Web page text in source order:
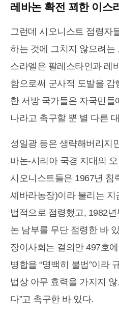
레바논 확전 꾀한 이스
그런데 시오니스트 점령자
하는 것에 그치지 않으려는
스라엘은 팔레스타인과 레
함으로써 군사적 도발을 감
한 서방 국가들은 자국민들
나라고 촉구할 뿐 별 다른
성일광 등은 생략해버리지
바논-시리아 국경 지대의
시오니스트들은 1967년 침
셰바라농장)이라 불리는
법적으로 점령했고, 1982
논 남부를 무단 점령한 바
장이사회는 결의안 497호
병합을 “명백히 불법”이라
법상 아무 효력을 가지지
다”고 촉구한 바 있다.